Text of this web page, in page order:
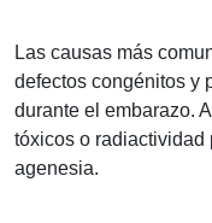
Las causas más
defectos congénitos y
durante el embarazo.
tóxicos o radiactividad
agenesia.